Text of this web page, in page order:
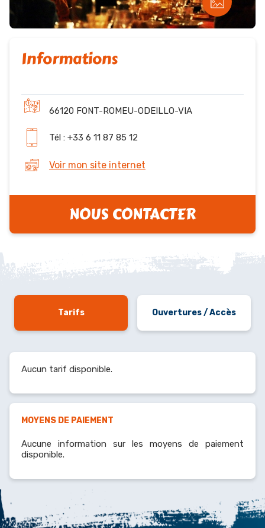
Informations
66120 FONT-ROMEU-ODEILLO-VIA
Tél : +33 6 11 87 85 12
Voir mon site internet
NOUS CONTACTER
Tarifs Ouvertures / Accès
Aucun tarif disponible.
MOYENS DE PAIEMENT
Aucune information sur les moyens de paiement
disponible.